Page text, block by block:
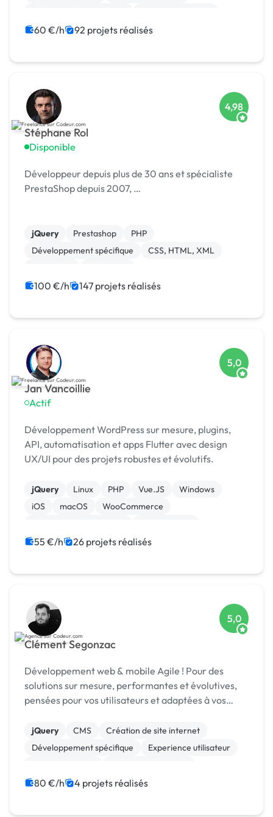
Ruby on Rails
Paypal
60 €/h 92 projets réalisés
Stéphane Rol
Disponible
4,98
Développeur depuis plus de 30 ans et spécialiste
PrestaShop depuis 2007, …
jQuery Prestashop
PHP
Développement spécifique
CSS, HTML, XML
100 €/h 147 projets réalisés
Jan Vancoillie
Actif
5,0
Développement WordPress sur mesure, plugins,
API, automatisation et apps Flutter avec design
UX/UI pour des projets robustes et évolutifs.
jQuery Linux PHP Vue.JS
Windows
iOS
macOS
WooCommerce
55 €/h 26 projets réalisés
Clément Segonzac
5,0
Développement web & mobile Agile ! Pour des
solutions sur mesure, performantes et évolutives,
pensées pour vos utilisateurs et adaptées à vos
jQuery CMS
Création de site internet
Développement spécifique
Experience utilisateur
Migration ou refonte de site
80 €/h 4 projets réalisés